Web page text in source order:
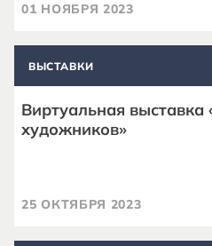
01 НОЯБРЯ 2023
ВЫСТАВКИ
Виртуальная выставка
художников»
25 ОКТЯБРЯ 2023